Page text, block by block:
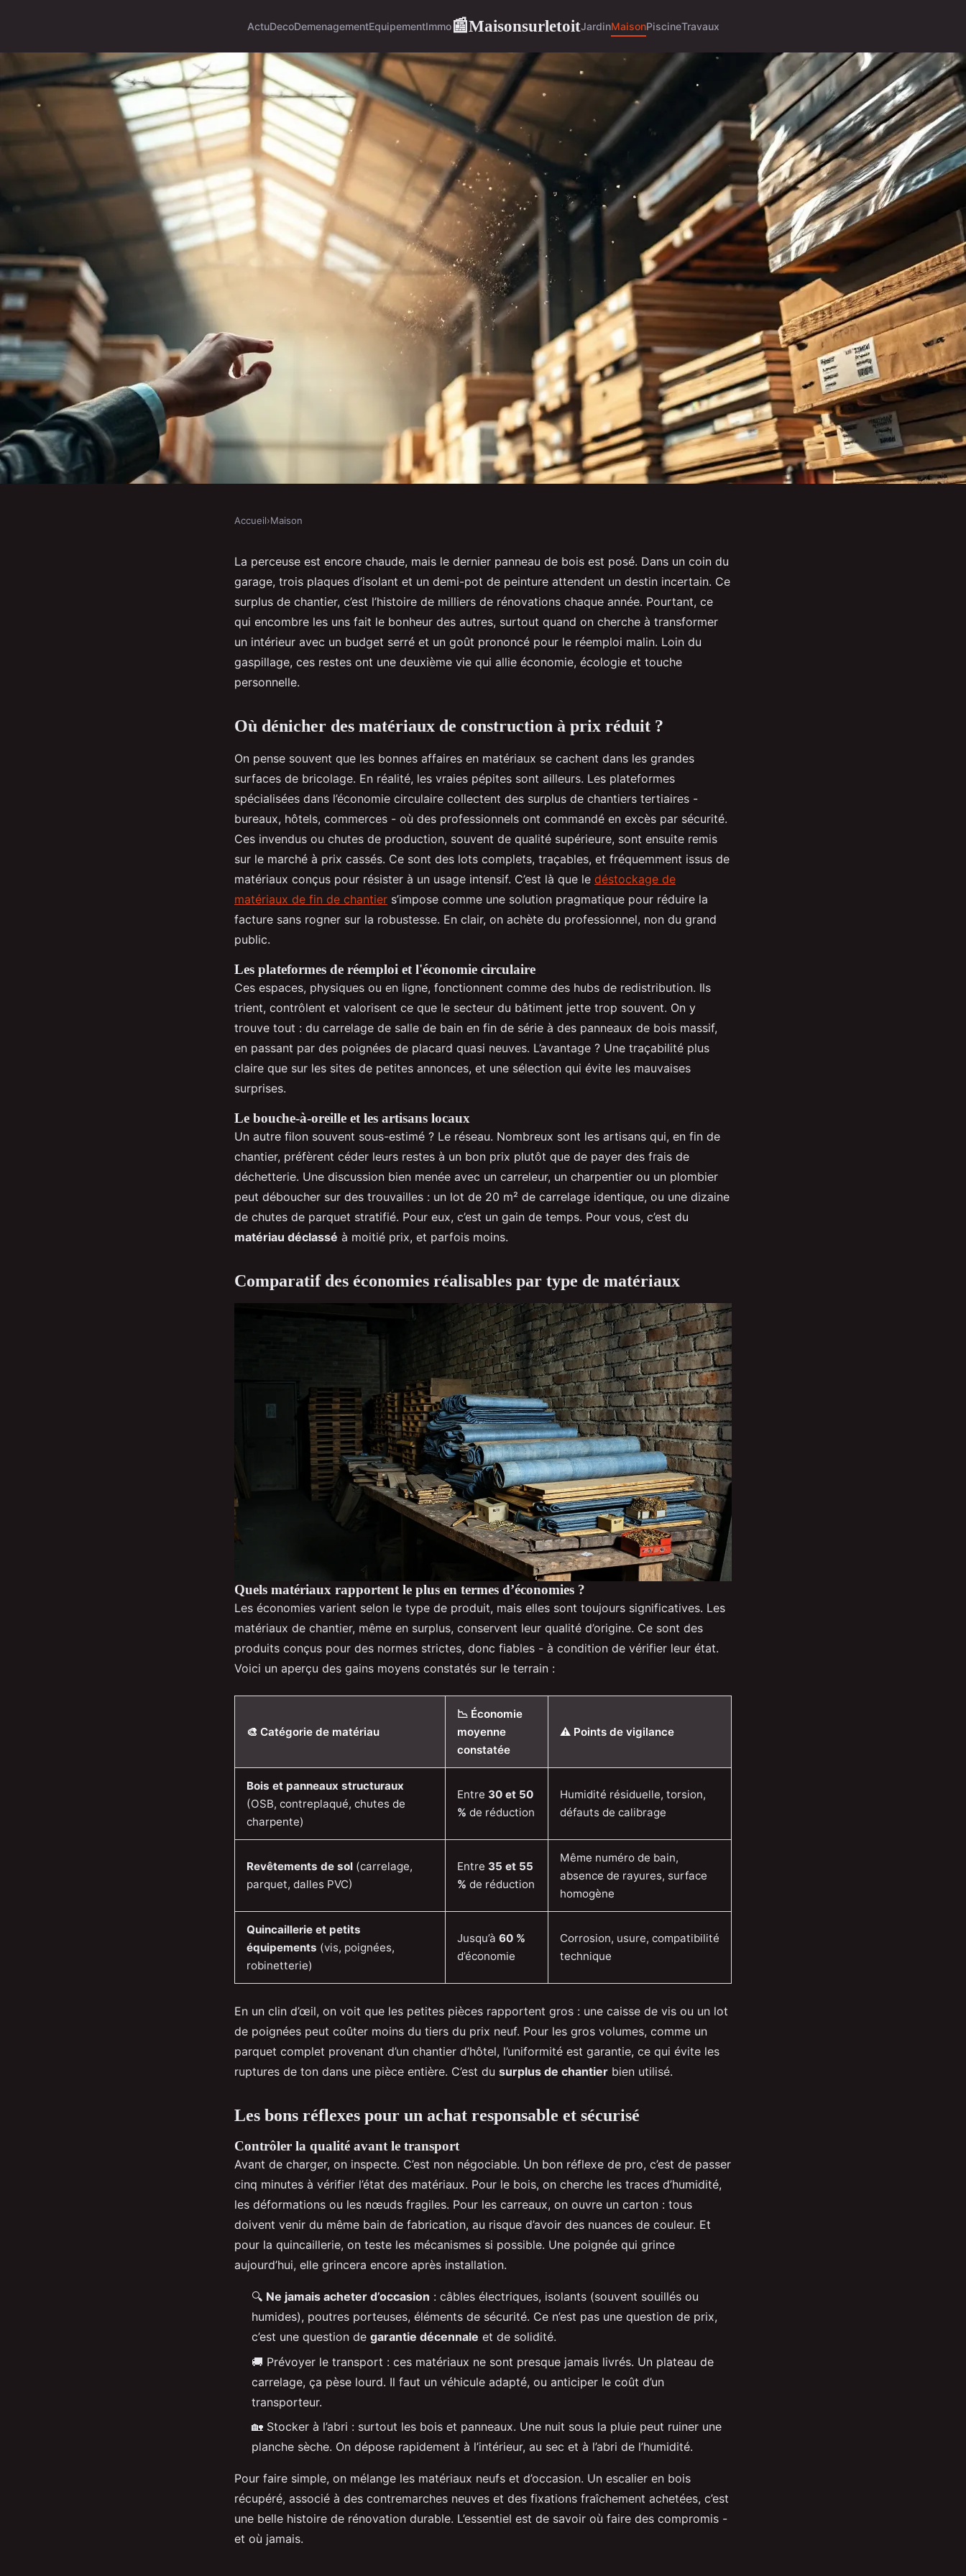
ActuDecoDemenagementEquipementImmo📰MaisonsurletoitJardinMaisonPiscineTravaux
Les meilleures astuces pour acheter des
matériaux de chantier à bas prix
Accueil›Maison
La perceuse est encore chaude, mais le dernier panneau de bois est posé. Dans un coin du
garage, trois plaques d’isolant et un demi-pot de peinture attendent un destin incertain. Ce
surplus de chantier, c’est l’histoire de milliers de rénovations chaque année. Pourtant, ce
qui encombre les uns fait le bonheur des autres, surtout quand on cherche à transformer
un intérieur avec un budget serré et un goût prononcé pour le réemploi malin. Loin du
gaspillage, ces restes ont une deuxième vie qui allie économie, écologie et touche
personnelle.
Où dénicher des matériaux de construction à prix réduit ?
On pense souvent que les bonnes affaires en matériaux se cachent dans les grandes
surfaces de bricolage. En réalité, les vraies pépites sont ailleurs. Les plateformes
spécialisées dans l’économie circulaire collectent des surplus de chantiers tertiaires -
bureaux, hôtels, commerces - où des professionnels ont commandé en excès par sécurité.
Ces invendus ou chutes de production, souvent de qualité supérieure, sont ensuite remis
sur le marché à prix cassés. Ce sont des lots complets, traçables, et fréquemment issus de
matériaux conçus pour résister à un usage intensif. C’est là que le déstockage de
matériaux de fin de chantier s’impose comme une solution pragmatique pour réduire la
facture sans rogner sur la robustesse. En clair, on achète du professionnel, non du grand
public.
Les plateformes de réemploi et l'économie circulaire
Ces espaces, physiques ou en ligne, fonctionnent comme des hubs de redistribution. Ils
trient, contrôlent et valorisent ce que le secteur du bâtiment jette trop souvent. On y
trouve tout : du carrelage de salle de bain en fin de série à des panneaux de bois massif,
en passant par des poignées de placard quasi neuves. L’avantage ? Une traçabilité plus
claire que sur les sites de petites annonces, et une sélection qui évite les mauvaises
surprises.
Le bouche-à-oreille et les artisans locaux
Un autre filon souvent sous-estimé ? Le réseau. Nombreux sont les artisans qui, en fin de
chantier, préfèrent céder leurs restes à un bon prix plutôt que de payer des frais de
déchetterie. Une discussion bien menée avec un carreleur, un charpentier ou un plombier
peut déboucher sur des trouvailles : un lot de 20 m² de carrelage identique, ou une dizaine
de chutes de parquet stratifié. Pour eux, c’est un gain de temps. Pour vous, c’est du
matériau déclassé à moitié prix, et parfois moins.
Comparatif des économies réalisables par type de matériaux
Quels matériaux rapportent le plus en termes d’économies ?
Les économies varient selon le type de produit, mais elles sont toujours significatives. Les
matériaux de chantier, même en surplus, conservent leur qualité d’origine. Ce sont des
produits conçus pour des normes strictes, donc fiables - à condition de vérifier leur état.
Voici un aperçu des gains moyens constatés sur le terrain :
🎨 Catégorie de matériau
📉 Économie
moyenne
constatée
⚠️ Points de vigilance
Bois et panneaux structuraux
(OSB, contreplaqué, chutes de
charpente)
Entre 30 et 50
% de réduction
Humidité résiduelle, torsion,
défauts de calibrage
Revêtements de sol (carrelage,
parquet, dalles PVC)
Entre 35 et 55
% de réduction
Même numéro de bain,
absence de rayures, surface
homogène
Quincaillerie et petits
équipements (vis, poignées,
robinetterie)
Jusqu’à 60 %
d’économie
Corrosion, usure, compatibilité
technique
En un clin d’œil, on voit que les petites pièces rapportent gros : une caisse de vis ou un lot
de poignées peut coûter moins du tiers du prix neuf. Pour les gros volumes, comme un
parquet complet provenant d’un chantier d’hôtel, l’uniformité est garantie, ce qui évite les
ruptures de ton dans une pièce entière. C’est du surplus de chantier bien utilisé.
Les bons réflexes pour un achat responsable et sécurisé
Contrôler la qualité avant le transport
Avant de charger, on inspecte. C’est non négociable. Un bon réflexe de pro, c’est de passer
cinq minutes à vérifier l’état des matériaux. Pour le bois, on cherche les traces d’humidité,
les déformations ou les nœuds fragiles. Pour les carreaux, on ouvre un carton : tous
doivent venir du même bain de fabrication, au risque d’avoir des nuances de couleur. Et
pour la quincaillerie, on teste les mécanismes si possible. Une poignée qui grince
aujourd’hui, elle grincera encore après installation.
🔍 Ne jamais acheter d’occasion : câbles électriques, isolants (souvent souillés ou
humides), poutres porteuses, éléments de sécurité. Ce n’est pas une question de prix,
c’est une question de garantie décennale et de solidité.
🚚 Prévoyer le transport : ces matériaux ne sont presque jamais livrés. Un plateau de
carrelage, ça pèse lourd. Il faut un véhicule adapté, ou anticiper le coût d’un
transporteur.
🏡 Stocker à l’abri : surtout les bois et panneaux. Une nuit sous la pluie peut ruiner une
planche sèche. On dépose rapidement à l’intérieur, au sec et à l’abri de l’humidité.
Pour faire simple, on mélange les matériaux neufs et d’occasion. Un escalier en bois
récupéré, associé à des contremarches neuves et des fixations fraîchement achetées, c’est
une belle histoire de rénovation durable. L’essentiel est de savoir où faire des compromis -
et où jamais.